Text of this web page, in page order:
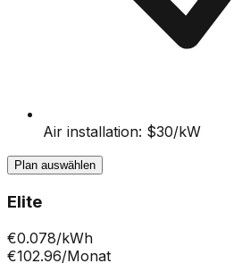
Air installation: $30/kW
Plan auswählen
Elite
€0.078/kWh
€102.96/Monat